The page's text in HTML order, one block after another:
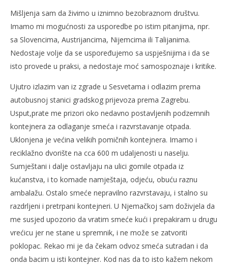
Mišljenja sam da živimo u iznimno bezobraznom društvu.
Imamo mi mogućnosti za usporedbe po istim pitanjima, npr.
sa Slovencima, Austrijancima, Nijemcima ili Talijanima.
Nedostaje volje da se uspoređujemo sa uspješnijima i da se
isto provede u praksi, a nedostaje moć samospoznaje i kritike.
Ujutro izlazim van iz zgrade u Sesvetama i odlazim prema
autobusnoj stanici gradskog prijevoza prema Zagrebu.
Usput,prate me prizori oko nedavno postavljenih podzemnih
kontejnera za odlaganje smeća i razvrstavanje otpada.
Uklonjena je većina velikih pomičnih kontejnera. Imamo i
reciklažno dvorište na cca 600 m udaljenosti u naselju.
Sumještani i dalje ostavljaju na ulici gomile otpada iz
kućanstva, i to komade namještaja, odjeću, obuću raznu
ambalažu. Ostalo smeće nepravilno razvrstavaju, i stalno su
razdrljeni i pretrpani kontejneri. U Njemačkoj sam doživjela da
me susjed upozorio da vratim smeće kući i prepakiram u drugu
vrećicu jer ne stane u spremnik, i ne može se zatvoriti
poklopac. Rekao mi je da čekam odvoz smeća sutradan i da
onda bacim u isti kontejner. Kod nas da to isto kažem nekom